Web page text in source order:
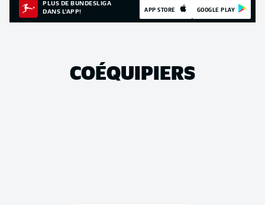
PLUS DE BUNDESLIGA
DANS L'APP!
APP STORE GOOGLE PLAY
COÉQUIPIERS